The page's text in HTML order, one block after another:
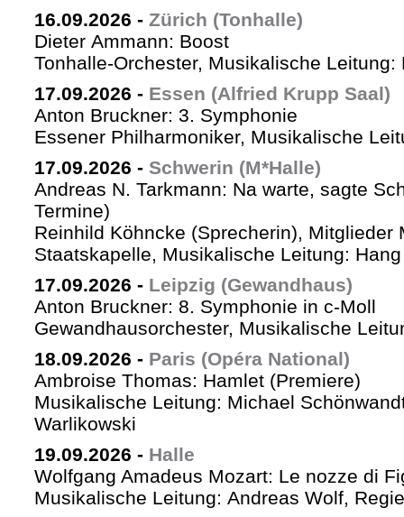
16.09.2026 - Zürich (Tonhalle)
Dieter Ammann: Boost
Tonhalle-Orchester, Musikalische Leitung:
17.09.2026 - Essen (Alfried Krupp Saal)
Anton Bruckner: 3. Symphonie
Essener Philharmoniker, Musikalische
17.09.2026 - Schwerin (M*Halle)
Andreas N. Tarkmann: Na warte, sagte
Termine)
Reinhild Köhncke (Sprecherin), Mitglieder
Staatskapelle, Musikalische Leitung:
17.09.2026 - Leipzig (Gewandhaus)
Anton Bruckner: 8. Symphonie in c-Moll
Gewandhausorchester, Musikalische
18.09.2026 - Paris (Opéra National)
Ambroise Thomas: Hamlet (Premiere)
Musikalische Leitung: Michael
Warlikowski
19.09.2026 - Halle
Wolfgang Amadeus Mozart: Le nozze di
Musikalische Leitung: Andreas Wolf,